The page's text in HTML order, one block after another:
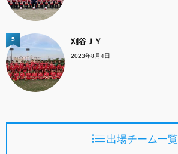
刈谷ＪＹ
2023年8月4日
5
出場チーム一覧